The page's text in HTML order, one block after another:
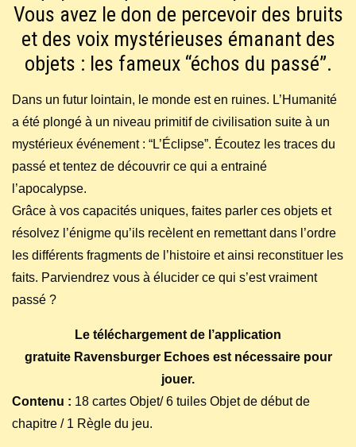
Vous avez le don de percevoir des bruits
et des voix mystérieuses émanant des
objets : les fameux “échos du passé”.
Dans un futur lointain, le monde est en ruines. L’Humanité
a été plongé à un niveau primitif de civilisation suite à un
mystérieux événement : “L’Éclipse”. Écoutez les traces du
passé et tentez de découvrir ce qui a entrainé
l’apocalypse.
Grâce à vos capacités uniques, faites parler ces objets et
résolvez l’énigme qu’ils recèlent en remettant dans l’ordre
les différents fragments de l’histoire et ainsi reconstituer les
faits. Parviendrez vous à élucider ce qui s’est vraiment
passé ?
Le téléchargement de l’application
gratuite Ravensburger Echoes est nécessaire pour
jouer.
Contenu : 18 cartes Objet/ 6 tuiles Objet de début de
chapitre / 1 Règle du jeu.